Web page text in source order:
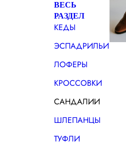
ВЕСЬ
РАЗДЕЛ
КЕДЫ
ЭСПАДРИЛЬИ
ЛОФЕРЫ
КРОССОВКИ
САНДАЛИИ
ШЛЕПАНЦЫ
ТУФЛИ